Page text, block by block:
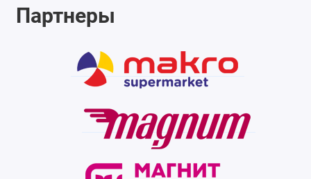
Партнеры